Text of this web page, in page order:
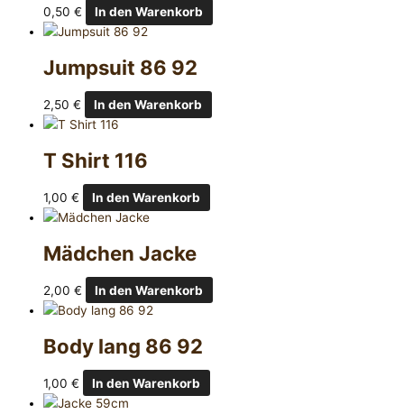
0,50 € In den Warenkorb
Jumpsuit 86 92
2,50 € In den Warenkorb
T Shirt 116
1,00 € In den Warenkorb
Mädchen Jacke
2,00 € In den Warenkorb
Body lang 86 92
1,00 € In den Warenkorb